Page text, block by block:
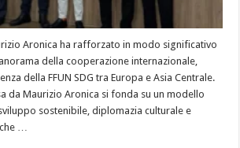
Aronica ha rafforzato in modo significativo
della cooperazione internazionale,
della FFUN SDG tra Europa e Asia Centrale.
da Maurizio Aronica si fonda su un modello
sostenibile, diplomazia culturale e
…